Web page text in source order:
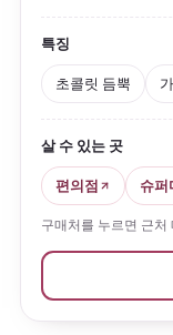
한입 한입 초콜릿
특징
초콜릿 듬뿍
살 수 있는 곳
편의점
슈퍼
구매처를 누르면 근처